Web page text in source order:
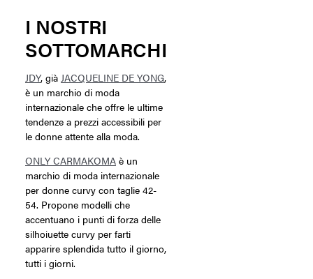
I NOSTRI
SOTTOMARCHI
JDY, già JACQUELINE DE YONG,
è un marchio di moda
internazionale che offre le ultime
tendenze a prezzi accessibili per
le donne attente alla moda.
ONLY CARMAKOMA è un
marchio di moda internazionale
per donne curvy con taglie 42-
54. Propone modelli che
accentuano i punti di forza delle
silhoiuette curvy per farti
apparire splendida tutto il giorno,
tutti i giorni.